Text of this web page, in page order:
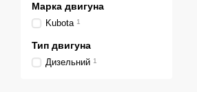
Марка двигуна
Kubota 1
Тип двигуна
Дизельний 1